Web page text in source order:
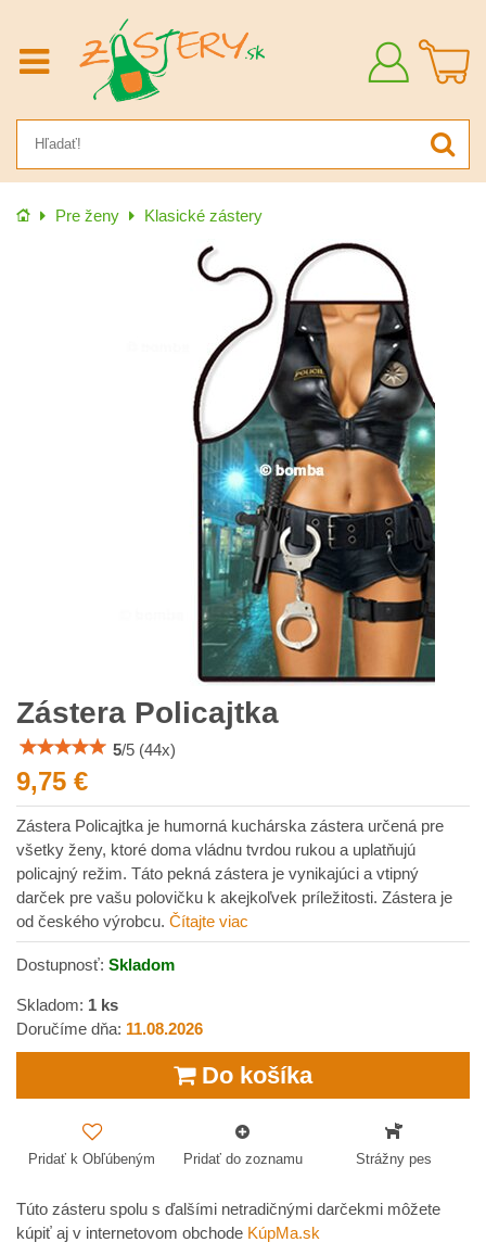
Prihlásiť
Úvod Pre ženy Klasické zástery
Zástera Policajtka
5/5 (44x)
9,75 €
Zástera Policajtka je humorná kuchárska zástera určená pre
všetky ženy, ktoré doma vládnu tvrdou rukou a uplatňujú
policajný režim. Táto pekná zástera je vynikajúci a vtipný
darček pre vašu polovičku k akejkoľvek príležitosti. Zástera je
od českého výrobcu. Čítajte viac
Dostupnosť: Skladom
Skladom: 1 ks
Doručíme dňa: 11.08.2026
Do košíka
Pridať k Obľúbeným Pridať do zoznamu Strážny pes
Túto zásteru spolu s ďalšími netradičnými darčekmi môžete
kúpiť aj v internetovom obchode KúpMa.sk